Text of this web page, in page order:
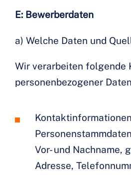
E: Bewerberdaten
a) Welche Daten und
Wir verarbeiten folgende
personenbezogener
Vor- und Nachname,
Adresse,